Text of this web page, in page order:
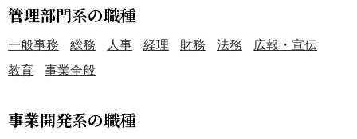
管理部門系の職種
一般事務 総務 人事 経理 財務 法務
広報・宣伝
教育
事業全般
事業開発系の職種